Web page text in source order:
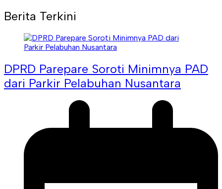
Berita Terkini
DPRD Parepare Soroti Minimnya PAD
dari Parkir Pelabuhan Nusantara